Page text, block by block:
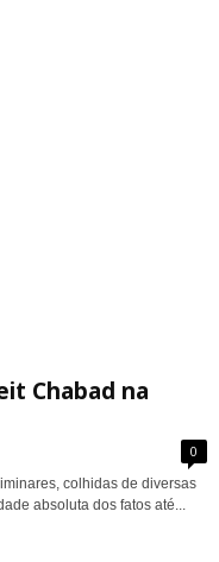
Chabad na
0
colhidas de diversas
absoluta dos fatos até...